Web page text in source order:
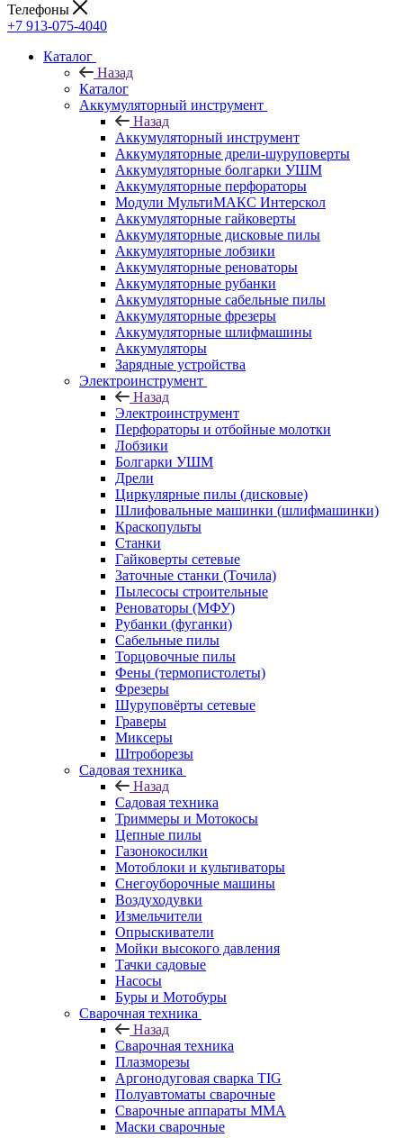
Телефоны
+7 913-075-4040
Каталог
Назад
Каталог
Аккумуляторный инструмент
Назад
Аккумуляторный инструмент
Аккумуляторные дрели-шуруповерты
Аккумуляторные болгарки УШМ
Аккумуляторные перфораторы
Модули МультиМАКС Интерскол
Аккумуляторные гайковерты
Аккумуляторные дисковые пилы
Аккумуляторные лобзики
Аккумуляторные реноваторы
Аккумуляторные рубанки
Аккумуляторные сабельные пилы
Аккумуляторные фрезеры
Аккумуляторные шлифмашины
Аккумуляторы
Зарядные устройства
Электроинструмент
Назад
Электроинструмент
Перфораторы и отбойные молотки
Лобзики
Болгарки УШМ
Дрели
Циркулярные пилы (дисковые)
Шлифовальные машинки (шлифмашинки)
Краскопульты
Станки
Гайковерты сетевые
Заточные станки (Точила)
Пылесосы строительные
Реноваторы (МФУ)
Рубанки (фуганки)
Сабельные пилы
Торцовочные пилы
Фены (термопистолеты)
Фрезеры
Шуруповёрты сетевые
Граверы
Миксеры
Штроборезы
Садовая техника
Назад
Садовая техника
Триммеры и Мотокосы
Цепные пилы
Газонокосилки
Мотоблоки и культиваторы
Снегоуборочные машины
Воздуходувки
Измельчители
Опрыскиватели
Мойки высокого давления
Тачки садовые
Насосы
Буры и Мотобуры
Сварочная техника
Назад
Сварочная техника
Плазморезы
Аргонодуговая сварка TIG
Полуавтоматы сварочные
Сварочные аппараты ММА
Маски сварочные